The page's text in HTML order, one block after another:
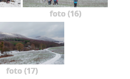
foto (16)
foto (17)